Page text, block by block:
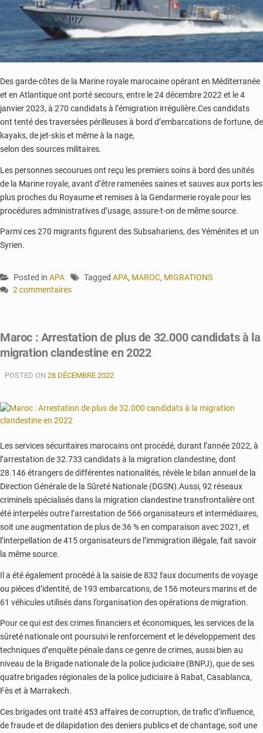
des
transferts
de
diaspora
Des garde-côtes de la Marine royale marocaine opérant en Méditerranée
et en Atlantique ont porté secours, entre le 24 décembre 2022 et le 4
janvier 2023, à 270 candidats à l’émigration irrégulière.Ces candidats
ont tenté des traversées périlleuses à bord d’embarcations de fortune, de
kayaks, de jet-skis et même à la nage,
selon des sources militaires.
Les personnes secourues ont reçu les premiers soins à bord des unités
de la Marine royale, avant d’être ramenées saines et sauves aux ports les
plus proches du Royaume et remises à la Gendarmerie royale pour les
procédures administratives d’usage, assure-t-on de même source.
Parmi ces 270 migrants figurent des Subsahariens, des Yéménites et un
Syrien.
Posted in APA Tagged APA, MAROC, MIGRATIONS
2 commentaires
Marine
royale
porté
270
migrants
depuis
le
24
décembre
Maroc : Arrestation de plus de 32.000 candidats à la
migration clandestine en 2022
POSTED ON 28 DÉCEMBRE 2022
Les services sécuritaires marocains ont procédé, durant l’année 2022, à
l’arrestation de 32.733 candidats à la migration clandestine, dont
28.146 étrangers de différentes nationalités, révèle le bilan annuel de la
Direction Générale de la Sûreté Nationale (DGSN).Aussi, 92 réseaux
criminels spécialisés dans la migration clandestine transfrontalière ont
été interpelés outre l’arrestation de 566 organisateurs et intermédiaires,
soit une augmentation de plus de 36 % en comparaison avec 2021, et
l’interpellation de 415 organisateurs de l’immigration illégale, fait savoir
la même source.
Il a été également procédé à la saisie de 832 faux documents de voyage
ou pièces d’identité, de 193 embarcations, de 156 moteurs marins et de
61 véhicules utilisés dans l’organisation des opérations de migration.
Pour ce qui est des crimes financiers et économiques, les services de la
sûreté nationale ont poursuivi le renforcement et le développement des
techniques d’enquête pénale dans ce genre de crimes, aussi bien au
niveau de la Brigade nationale de la police judiciaire (BNPJ), que de ses
quatre brigades régionales de la police judiciaire à Rabat, Casablanca,
Fès et à Marrakech.
Ces brigades ont traité 453 affaires de corruption, de trafic d’influence,
de fraude et de dilapidation des deniers publics et de chantage, soit une